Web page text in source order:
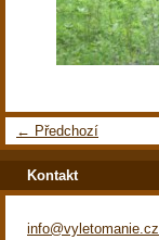
← Předchozí
Kontakt
info@vyletomanie.cz